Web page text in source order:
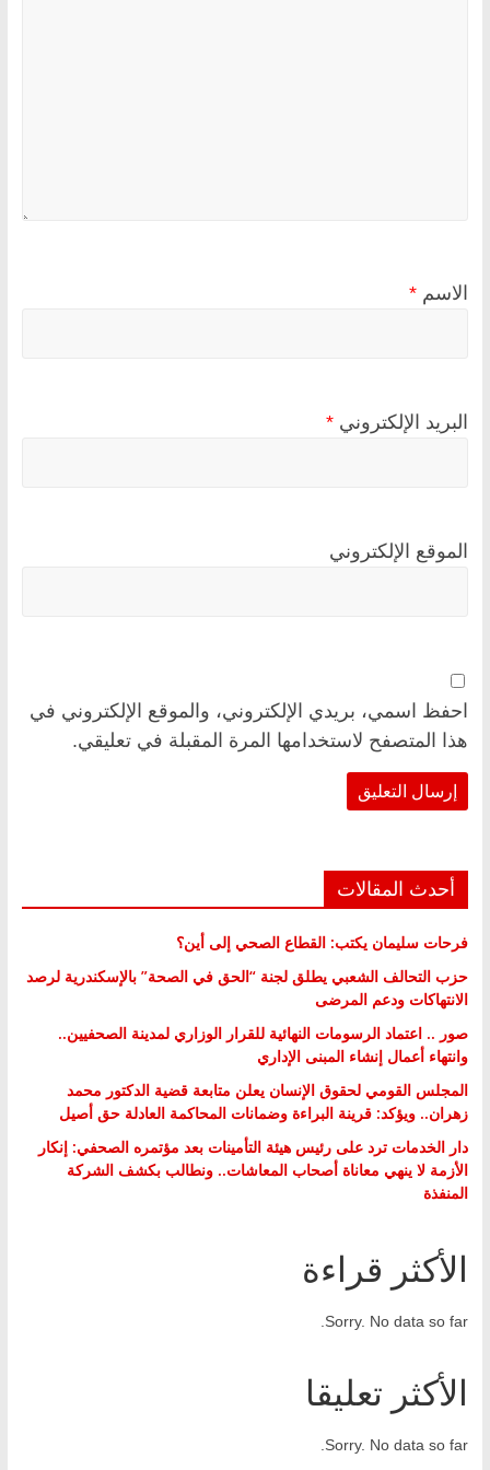
الاسم *
البريد الإلكتروني *
الموقع الإلكتروني
احفظ اسمي، بريدي الإلكتروني، والموقع الإلكتروني في
هذا المتصفح لاستخدامها المرة المقبلة في تعليقي.
أحدث المقالات
فرحات سليمان يكتب: القطاع الصحي إلى أين؟
حزب التحالف الشعبي يطلق لجنة “الحق في الصحة” بالإسكندرية لرصد
الانتهاكات ودعم المرضى
صور .. اعتماد الرسومات النهائية للقرار الوزاري لمدينة الصحفيين..
وانتهاء أعمال إنشاء المبنى الإداري
المجلس القومي لحقوق الإنسان يعلن متابعة قضية الدكتور محمد
زهران.. ويؤكد: قرينة البراءة وضمانات المحاكمة العادلة حق أصيل
دار الخدمات ترد على رئيس هيئة التأمينات بعد مؤتمره الصحفي: إنكار
الأزمة لا ينهي معاناة أصحاب المعاشات.. ونطالب بكشف الشركة
المنفذة
الأكثر قراءة
Sorry. No data so far.
الأكثر تعليقا
Sorry. No data so far.